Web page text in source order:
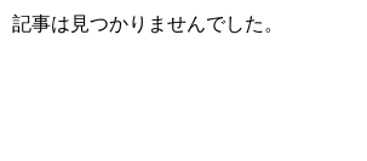
記事は見つかりませんでした。